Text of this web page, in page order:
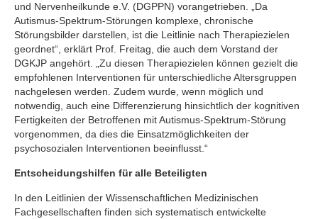
und Nervenheilkunde e.V. (DGPPN) vorangetrieben. „Da
Autismus-Spektrum-Störungen komplexe, chronische
Störungsbilder darstellen, ist die Leitlinie nach Therapiezielen
geordnet“, erklärt Prof. Freitag, die auch dem Vorstand der
DGKJP angehört. „Zu diesen Therapiezielen können gezielt die
empfohlenen Interventionen für unterschiedliche Altersgruppen
nachgelesen werden. Zudem wurde, wenn möglich und
notwendig, auch eine Differenzierung hinsichtlich der kognitiven
Fertigkeiten der Betroffenen mit Autismus-Spektrum-Störung
vorgenommen, da dies die Einsatzmöglichkeiten der
psychosozialen Interventionen beeinflusst.“
Entscheidungshilfen für alle Beteiligten
In den Leitlinien der Wissenschaftlichen Medizinischen
Fachgesellschaften finden sich systematisch entwickelte